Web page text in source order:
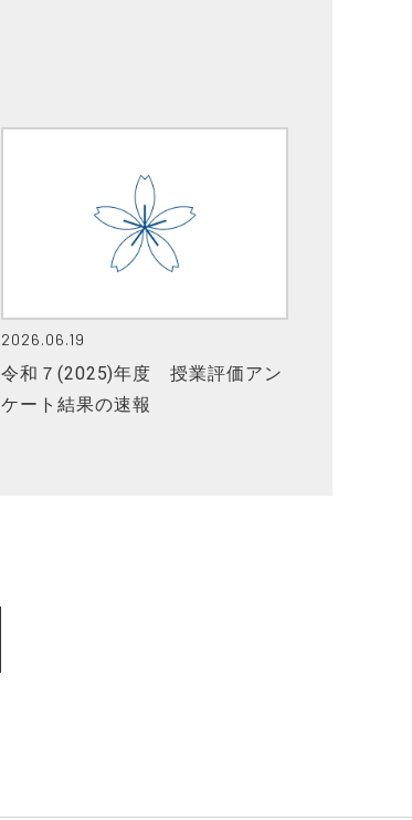
2026.06.19
令和７(2025)年度 授業評価アン
ケート結果の速報